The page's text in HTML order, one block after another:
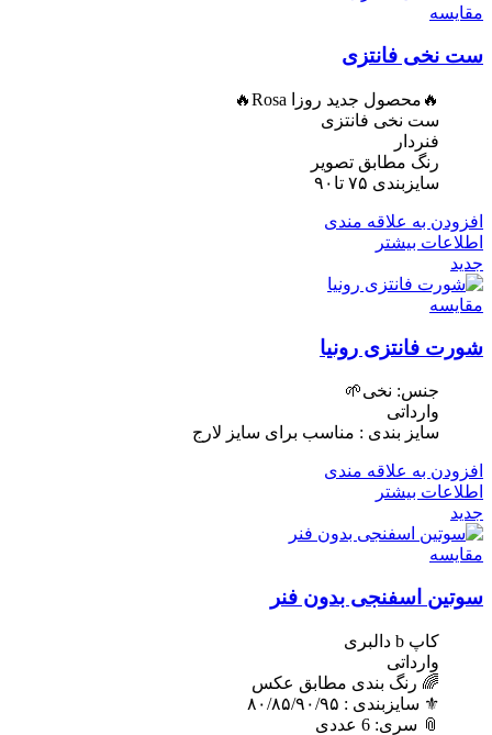
مقایسه
ست نخی فانتزی
🔥محصول جدید روزا Rosa🔥
ست نخی فانتزی
فنردار
رنگ مطابق تصویر
سایزبندی ۷۵ تا۹۰
افزودن به علاقه مندی
اطلاعات بیشتر
جدید
مقایسه
شورت فانتزی رونیا
جنس: نخی🌱
وارداتی
سایز بندی : مناسب برای سایز لارج
افزودن به علاقه مندی
اطلاعات بیشتر
جدید
مقایسه
سوتین اسفنجی بدون فنر
کاپ b دالبری
وارداتی
🌈 رنگ بندی مطابق عکس
⚜️ سایزبندی : ٨٠/٨۵/٩٠/٩۵
📎 سری: 6 عددی